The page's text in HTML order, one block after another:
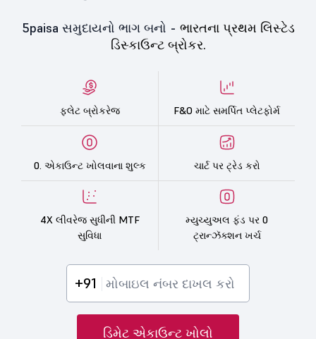
5paisa સમુદાયનો ભાગ બનો - ભારતના પ્રથમ લિસ્ટેડ
ડિસ્કાઉન્ટ બ્રોકર.
ફ્લેટ બ્રોકરેજ F&O માટે સમર્પિત પ્લેટફોર્મ
0. એકાઉન્ટ ખોલવાના શુલ્ક ચાર્ટ પર ટ્રેડ કરો
4X લીવરેજ સુધીની MTF
સુવિધા
મ્યુચ્યુઅલ ફંડ પર 0
ટ્રાન્ઝૅક્શન ખર્ચ
+91
ડિમેટ એકાઉન્ટ ખોલો